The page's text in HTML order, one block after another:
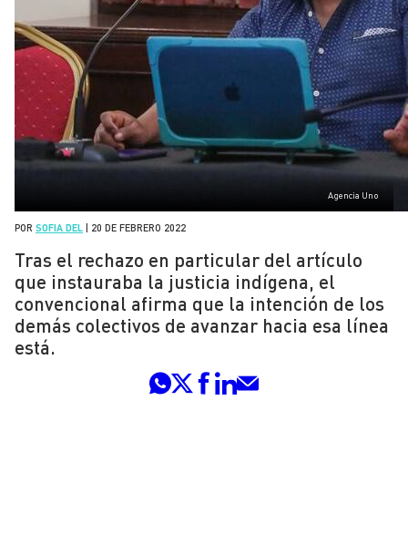
Agencia Uno
POR SOFIA DEL 20 DE FEBRERO 2022
Tras el rechazo en particular del artículo
que instauraba la justicia indígena, el
convencional afirma que la intención de los
demás colectivos de avanzar hacia esa línea
está.